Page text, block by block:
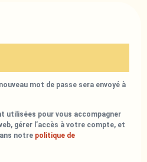
mot de passe sera envoyé à
utilisées pour vous accompagner
gérer l’accès à votre compte, et
notre politique de